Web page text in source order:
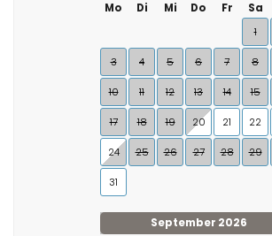
Mo
Di Mi Do Fr Sa
1
3 4 5 6 7 8
10 11 12 13 14 15
17 18 19 20 21 22
24 25 26 27 28 29
31
September 2026